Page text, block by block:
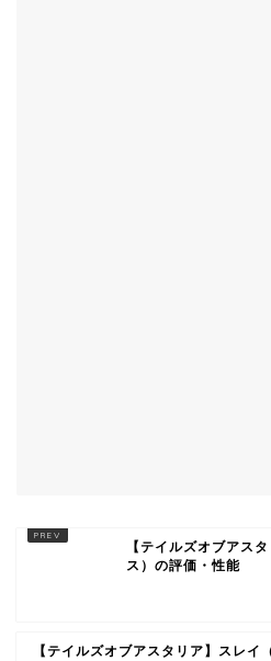
【テイルズオブアス
ス）の評価・性能
【テイルズオブアスタリア】スレイ